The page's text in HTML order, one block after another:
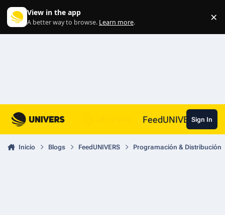
View in the app
A better way to browse. Learn more. ×
FeedUNIVERSSign In
Inicio Blogs FeedUNIVERS Programación & Distribución